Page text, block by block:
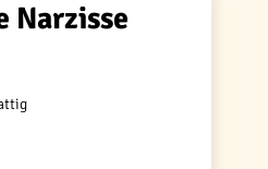
Narzisse